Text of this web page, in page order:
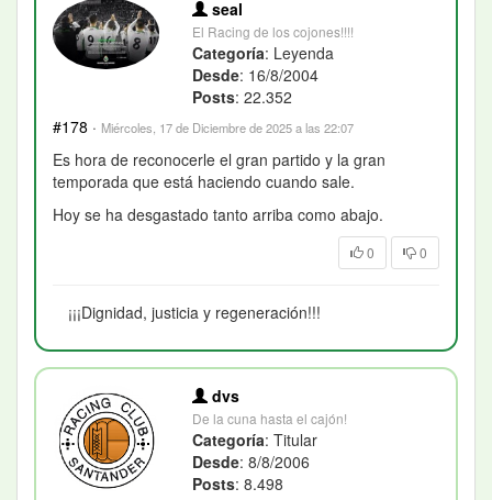
seal
El Racing de los cojones!!!!
Categoría: Leyenda
Desde: 16/8/2004
Posts: 22.352
#178 · Miércoles, 17 de Diciembre de 2025 a las 22:07
Es hora de reconocerle el gran partido y la gran
temporada que está haciendo cuando sale.
Hoy se ha desgastado tanto arriba como abajo.
0 0
¡¡¡Dignidad, justicia y regeneración!!!
dvs
De la cuna hasta el cajón!
Categoría: Titular
Desde: 8/8/2006
Posts: 8.498